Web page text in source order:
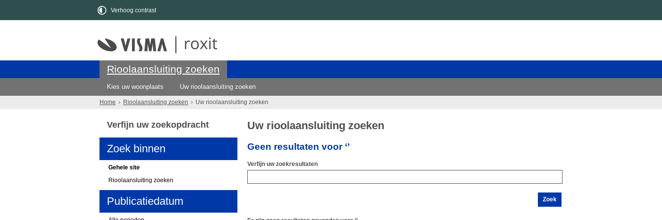
Verhoog contrast
Rioolaansluiting zoeken
Kies uw woonplaats Uw rioolaansluiting zoeken
Home Rioolaansluiting zoeken Uw rioolaansluiting zoeken
Uw rioolaansluiting zoeken
Geen resultaten voor ‘’
Verfijn uw zoekresultaten
Verfijn uw zoekopdracht
Zoek binnen
Gehele site
Rioolaansluiting zoeken
Publicatiedatum